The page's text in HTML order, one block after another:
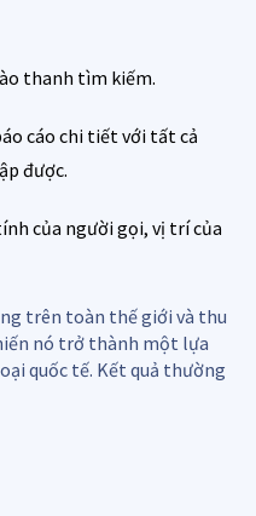
thanh tìm kiếm.
cáo chi tiết với tất cả
được.
của người gọi, vị trí của
trên toàn thế giới và thu
nó trở thành một lựa
quốc tế. Kết quả thường